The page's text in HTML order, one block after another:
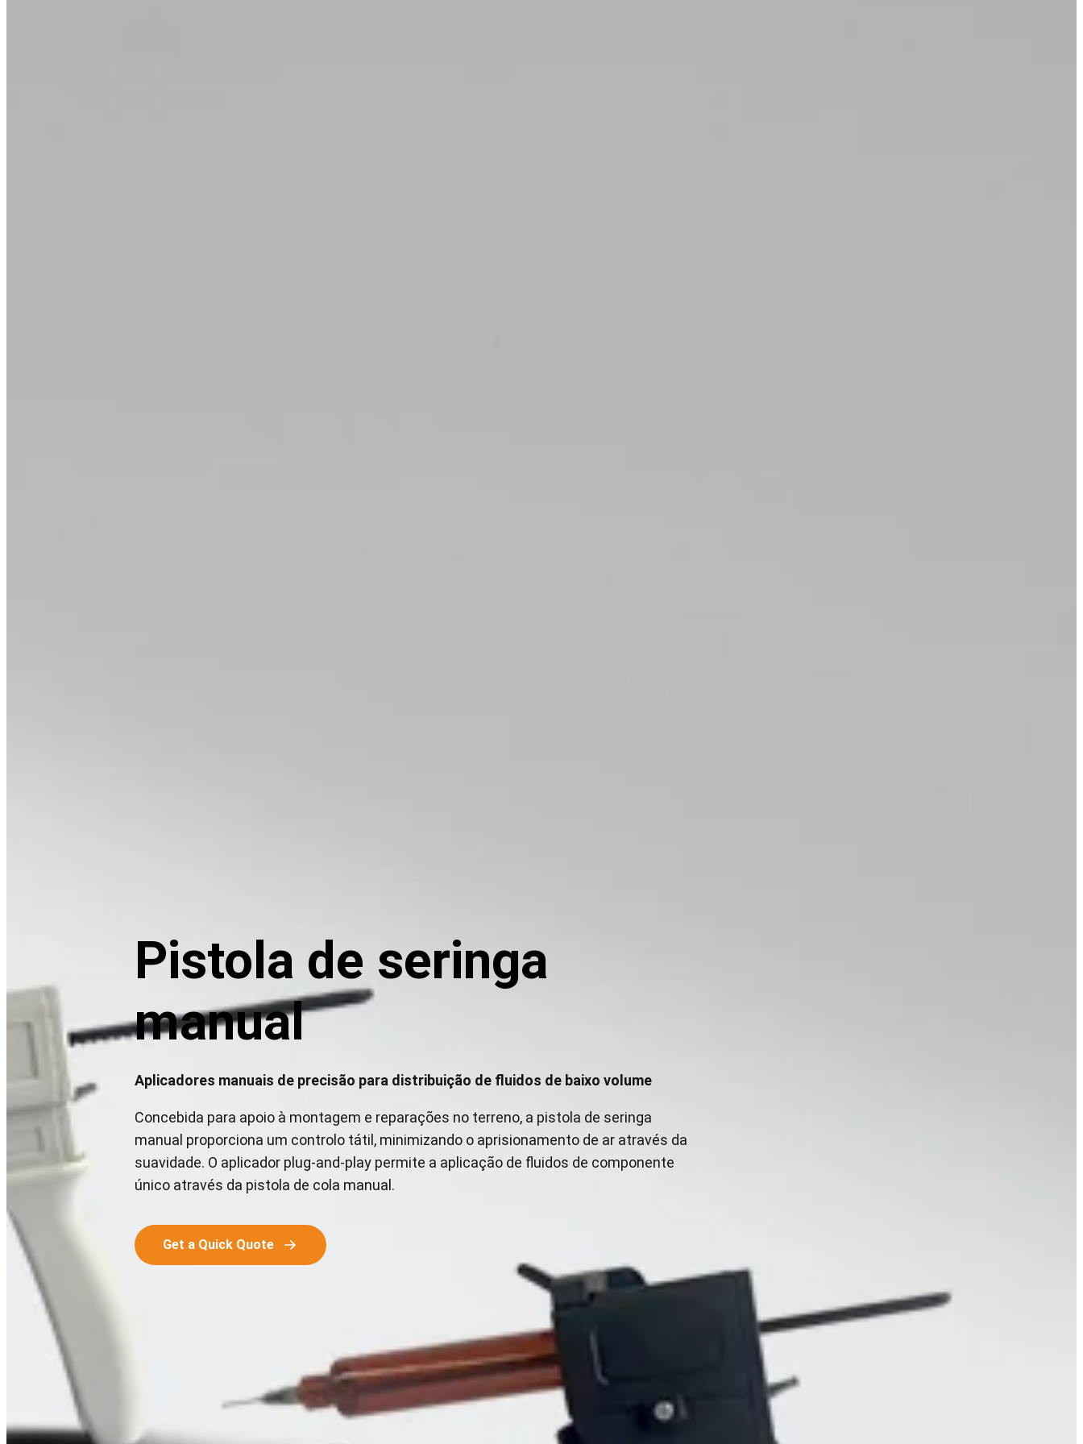
Pistola de seringa
manual
Aplicadores manuais de precisão para distribuição de fluidos de baixo volume
Concebida para apoio à montagem e reparações no terreno, a pistola de seringa
manual proporciona um controlo tátil, minimizando o aprisionamento de ar através da
suavidade. O aplicador plug-and-play permite a aplicação de fluidos de componente
único através da pistola de cola manual.
Get a Quick Quote